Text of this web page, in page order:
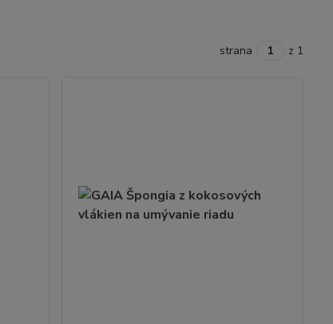
strana z 1